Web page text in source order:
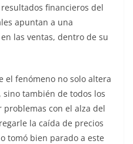
financieros del
apuntan a una
las ventas, dentro de su
el fenómeno no solo altera
también de todos los
con el alza del
la caída de precios
tomó bien parado a este